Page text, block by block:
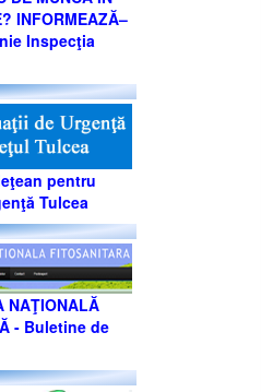
INFORMEAZĂ–
Inspecţia
pentru
Tulcea
NAŢIONALĂ
- Buletine de